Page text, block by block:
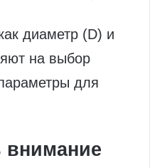
диаметр (D) и
на выбор
для
внимание